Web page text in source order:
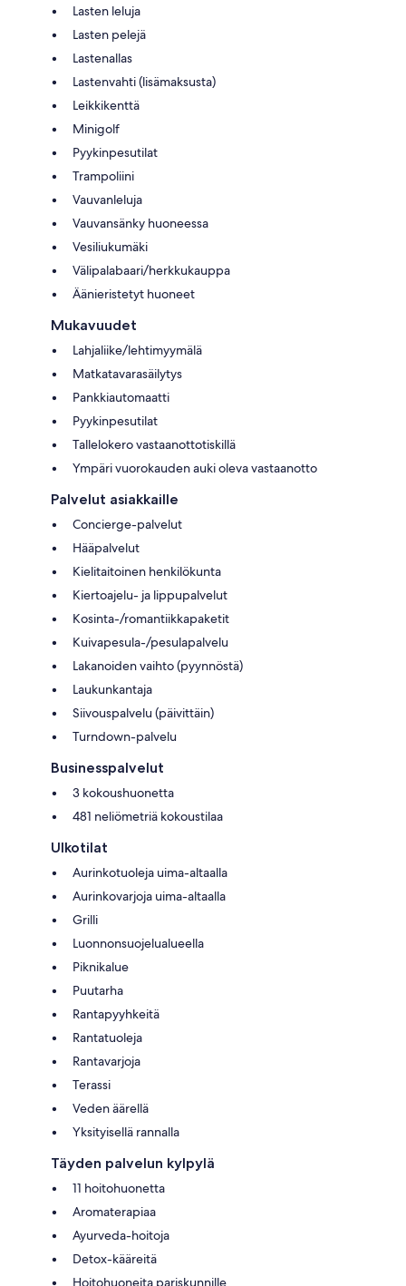
Lasten leluja
Lasten pelejä
Lastenallas
Lastenvahti (lisämaksusta)
Leikkikenttä
Minigolf
Pyykinpesutilat
Trampoliini
Vauvanleluja
Vauvansänky huoneessa
Vesiliukumäki
Välipalabaari/herkkukauppa
Äänieristetyt huoneet
Mukavuudet
Lahjaliike/lehtimyymälä
Matkatavarasäilytys
Pankkiautomaatti
Pyykinpesutilat
Tallelokero vastaanottotiskillä
Ympäri vuorokauden auki oleva vastaanotto
Palvelut asiakkaille
Concierge-palvelut
Hääpalvelut
Kielitaitoinen henkilökunta
Kiertoajelu- ja lippupalvelut
Kosinta-/romantiikkapaketit
Kuivapesula-/pesulapalvelu
Lakanoiden vaihto (pyynnöstä)
Laukunkantaja
Siivouspalvelu (päivittäin)
Turndown-palvelu
Businesspalvelut
3 kokoushuonetta
481 neliömetriä kokoustilaa
Ulkotilat
Aurinkotuoleja uima-altaalla
Aurinkovarjoja uima-altaalla
Grilli
Luonnonsuojelualueella
Piknikalue
Puutarha
Rantapyyhkeitä
Rantatuoleja
Rantavarjoja
Terassi
Veden äärellä
Yksityisellä rannalla
Täyden palvelun kylpylä
11 hoitohuonetta
Aromaterapiaa
Ayurveda-hoitoja
Detox-kääreitä
Hoitohuoneita pariskunnille